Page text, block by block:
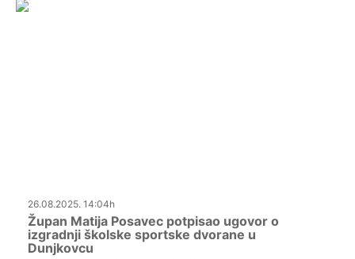
26.08.2025. 14:04h
Župan Matija Posavec potpisao ugovor o
izgradnji školske sportske dvorane u
Dunjkovcu